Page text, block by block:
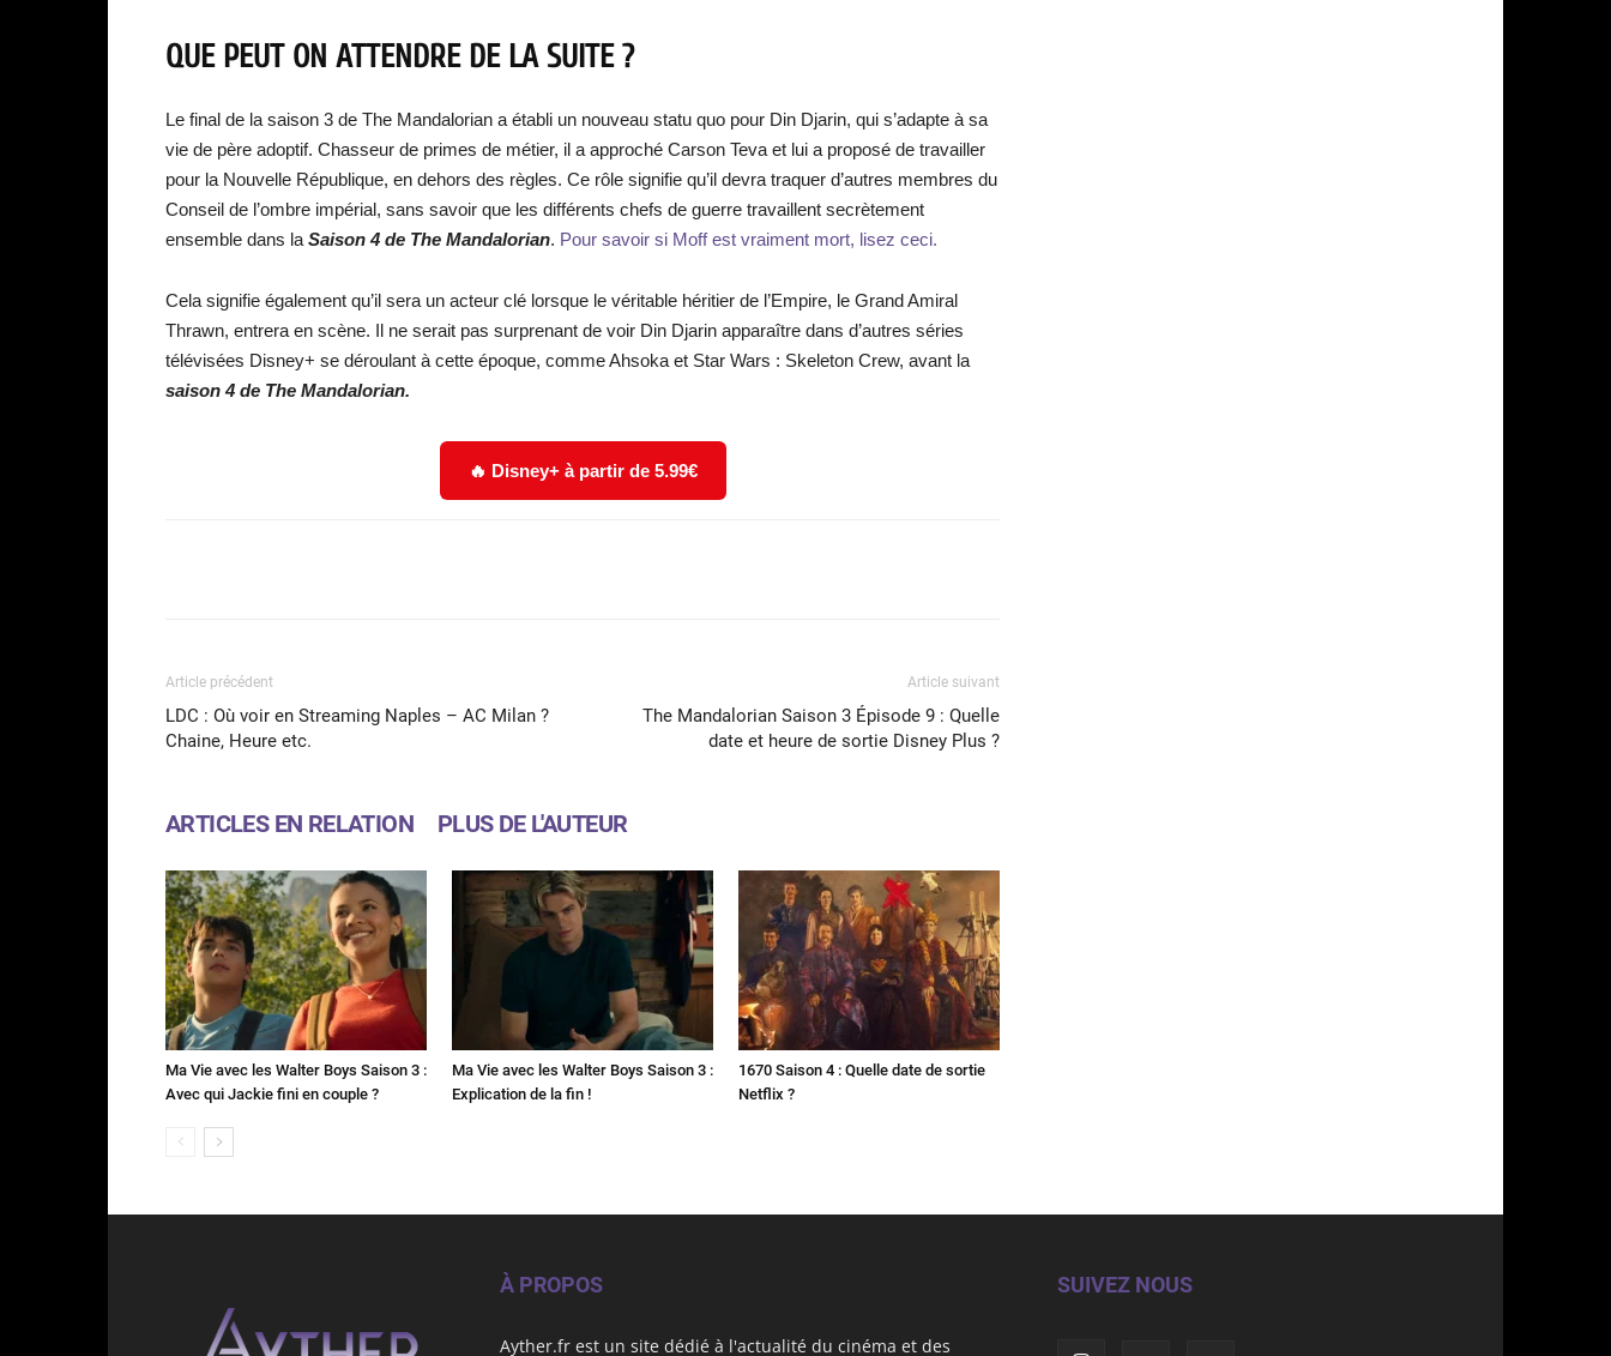
QUE PEUT ON ATTENDRE DE LA SUITE ?
Le final de la saison 3 de The Mandalorian a établi un nouveau statu quo pour Din Djarin, qui s’adapte à sa
vie de père adoptif. Chasseur de primes de métier, il a approché Carson Teva et lui a proposé de travailler
pour la Nouvelle République, en dehors des règles. Ce rôle signifie qu’il devra traquer d’autres membres du
Conseil de l’ombre impérial, sans savoir que les différents chefs de guerre travaillent secrètement
ensemble dans la Saison 4 de The Mandalorian. Pour savoir si Moff est vraiment mort, lisez ceci.
Cela signifie également qu’il sera un acteur clé lorsque le véritable héritier de l’Empire, le Grand Amiral
Thrawn, entrera en scène. Il ne serait pas surprenant de voir Din Djarin apparaître dans d’autres séries
télévisées Disney+ se déroulant à cette époque, comme Ahsoka et Star Wars : Skeleton Crew, avant la
saison 4 de The Mandalorian.
🔥 Disney+ à partir de 5.99€
Article précédent
LDC : Où voir en Streaming Naples – AC Milan ?
Chaine, Heure etc.
Article suivant
The Mandalorian Saison 3 Épisode 9 : Quelle
date et heure de sortie Disney Plus ?
ARTICLES EN RELATION PLUS DE L'AUTEUR
Ma Vie avec les Walter Boys Saison 3 :
Avec qui Jackie fini en couple ?
Ma Vie avec les Walter Boys Saison 3 :
Explication de la fin !
1670 Saison 4 : Quelle date de sortie
Netflix ?
À PROPOS
Ayther.fr est un site dédié à l'actualité du cinéma et des
SUIVEZ NOUS